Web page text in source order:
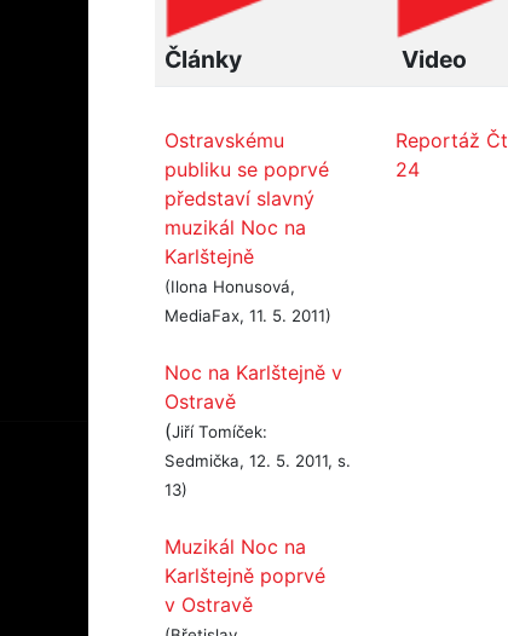
Články Video
Ostravskému
publiku se poprvé
představí slavný
muzikál Noc na
Karlštejně
(Ilona Honusová,
MediaFax, 11. 5. 2011)
Noc na Karlštejně v
Ostravě
(Jiří Tomíček:
Sedmička, 12. 5. 2011, s.
13)
Muzikál Noc na
Karlštejně poprvé
v Ostravě
Reportáž Čt
24